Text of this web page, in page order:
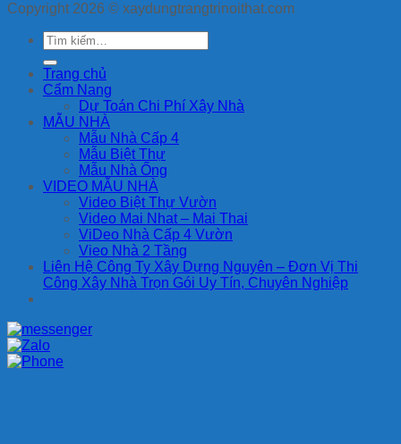
Copyright 2026 © xaydungtrangtrinoithat.com
Trang chủ
Cẩm Nang
Dự Toán Chi Phí Xây Nhà
MẪU NHÀ
Mẫu Nhà Cấp 4
Mẫu Biệt Thự
Mẫu Nhà Ống
VIDEO MẪU NHÀ
Video Biệt Thự Vườn
Video Mai Nhat – Mai Thai
ViDeo Nhà Cấp 4 Vườn
Vieo Nhà 2 Tầng
Liên Hệ Công Ty Xây Dựng Nguyên – Đơn Vị Thi
Công Xây Nhà Trọn Gói Uy Tín, Chuyên Nghiệp